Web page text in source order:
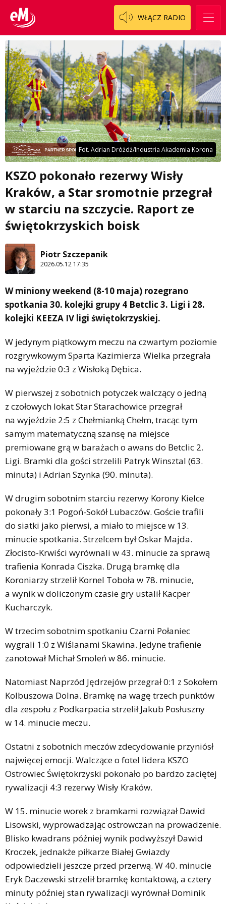
WŁĄCZ RADIO
Fot. Adrian Dróżdż/Industria Akademia Korona
KSZO pokonało rezerwy Wisły
Kraków, a Star sromotnie przegrał
w starciu na szczycie. Raport ze
świętokrzyskich boisk
Piotr Szczepanik
2026.05.12 17:35
W miniony weekend (8-10 maja) rozegrano
spotkania 30. kolejki grupy 4 Betclic 3. Ligi i 28.
kolejki KEEZA IV ligi świętokrzyskiej.
W jedynym piątkowym meczu na czwartym poziomie
rozgrywkowym Sparta Kazimierza Wielka przegrała
na wyjeździe 0:3 z Wisłoką Dębica.
W pierwszej z sobotnich potyczek walczący o jedną
z czołowych lokat Star Starachowice przegrał
na wyjeździe 2:5 z Chełmianką Chełm, tracąc tym
samym matematyczną szansę na miejsce
premiowane grą w barażach o awans do Betclic 2.
Ligi. Bramki dla gości strzelili Patryk Winsztal (63.
minuta) i Adrian Szynka (90. minuta).
W drugim sobotnim starciu rezerwy Korony Kielce
pokonały 3:1 Pogoń-Sokół Lubaczów. Goście trafili
do siatki jako pierwsi, a miało to miejsce w 13.
minucie spotkania. Strzelcem był Oskar Majda.
Złocisto-Krwiści wyrównali w 43. minucie za sprawą
trafienia Konrada Ciszka. Drugą bramkę dla
Koroniarzy strzelił Kornel Toboła w 78. minucie,
a wynik w doliczonym czasie gry ustalił Kacper
Kucharczyk.
W trzecim sobotnim spotkaniu Czarni Połaniec
wygrali 1:0 z Wiślanami Skawina. Jedyne trafienie
zanotował Michał Smoleń w 86. minucie.
Natomiast Naprzód Jędrzejów przegrał 0:1 z Sokołem
Kolbuszowa Dolna. Bramkę na wagę trzech punktów
dla zespołu z Podkarpacia strzelił Jakub Posłuszny
w 14. minucie meczu.
Ostatni z sobotnich meczów zdecydowanie przyniósł
najwięcej emocji. Walczące o fotel lidera KSZO
Ostrowiec Świętokrzyski pokonało po bardzo zaciętej
rywalizacji 4:3 rezerwy Wisły Kraków.
W 15. minucie worek z bramkami rozwiązał Dawid
Lisowski, wyprowadzając ostrowczan na prowadzenie.
Blisko kwadrans później wynik podwyższył Dawid
Kroczek, jednakże piłkarze Białej Gwiazdy
odpowiedzieli jeszcze przed przerwą. W 40. minucie
Eryk Daczewski strzelił bramkę kontaktową, a cztery
minuty później stan rywalizacji wyrównał Dominik